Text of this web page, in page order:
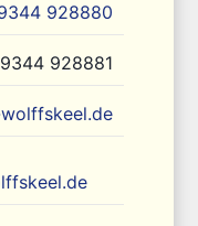
928880
928881